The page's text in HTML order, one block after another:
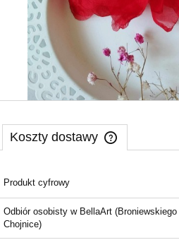
Koszty dostawy
Produkt cyfrowy
Odbiór osobisty w BellaArt(Broniewskiego
Chojnice)